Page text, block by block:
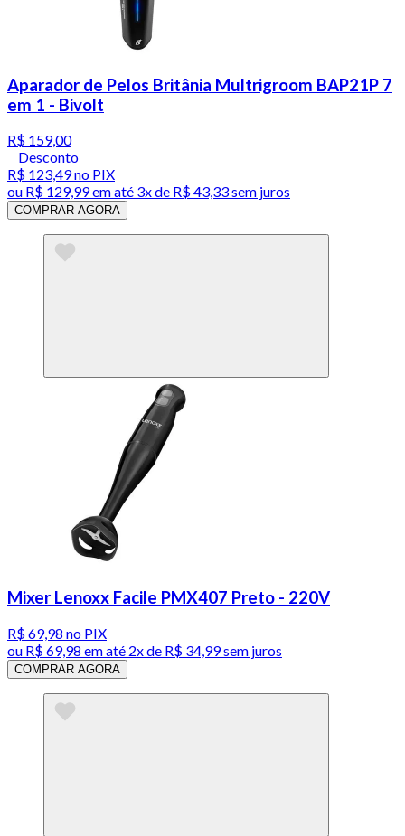
Aparador de Pelos Britânia Multrigroom BAP21P 7
em 1 - Bivolt
R$ 159,00
Desconto
R$ 123,49no PIX
ou R$ 129,99em até 3x de R$ 43,33 sem juros
COMPRAR AGORA
Mixer Lenoxx Facile PMX407 Preto - 220V
R$ 69,98 no PIX
ou R$ 69,98 em até 2x de R$ 34,99 sem juros
COMPRAR AGORA